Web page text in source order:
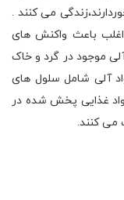
می کنند .
باعث واکنش های
موجود در گرد و خاک
آلی شامل سلول های
غذایی پخش شده در
می کنند.